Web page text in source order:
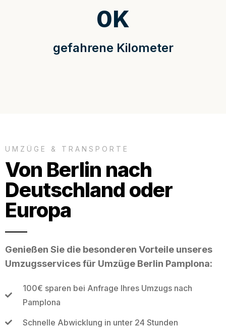
gefahrene Kilometer
0K
UMZÜGE & TRANSPORTE
Von Berlin nach
Deutschland oder
Europa
Genießen Sie die besonderen Vorteile unseres
Umzugsservices für Umzüge Berlin Pamplona:
100€ sparen bei Anfrage Ihres Umzugs nach
Pamplona
Schnelle Abwicklung in unter 24 Stunden